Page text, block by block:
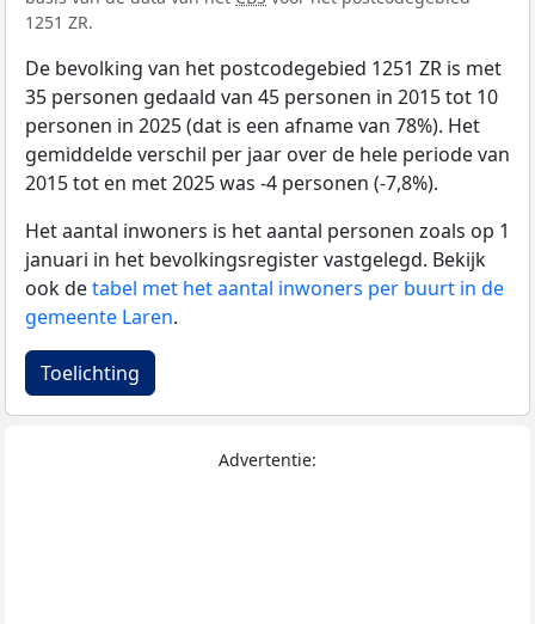
1251 ZR.
De bevolking van het postcodegebied 1251 ZR is met
35 personen gedaald van 45 personen in 2015 tot 10
personen in 2025 (dat is een afname van 78%). Het
gemiddelde verschil per jaar over de hele periode van
2015 tot en met 2025 was -4 personen (-7,8%).
Het aantal inwoners is het aantal personen zoals op 1
januari in het bevolkingsregister vastgelegd. Bekijk
ook detabel met het aantal inwoners per buurt in de
gemeente Laren.
Toelichting
Advertentie: